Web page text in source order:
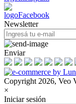
Newsletter
Enviar
Copyright 2026, Veo
×
Iniciar sesión